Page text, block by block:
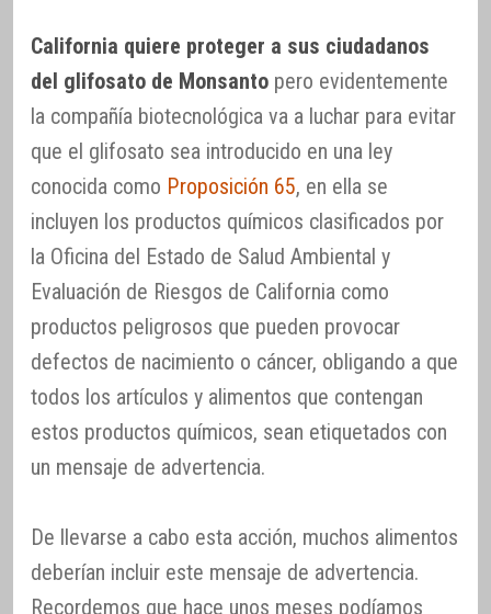
California quiere proteger a sus ciudadanos
del glifosato de Monsanto pero evidentemente
la compañía biotecnológica va a luchar para evitar
que el glifosato sea introducido en una ley
conocida como Proposición 65, en ella se
incluyen los productos químicos clasificados por
la Oficina del Estado de Salud Ambiental y
Evaluación de Riesgos de California como
productos peligrosos que pueden provocar
defectos de nacimiento o cáncer, obligando a que
todos los artículos y alimentos que contengan
estos productos químicos, sean etiquetados con
un mensaje de advertencia.
De llevarse a cabo esta acción, muchos alimentos
deberían incluir este mensaje de advertencia.
Recordemos que hace unos meses podíamos